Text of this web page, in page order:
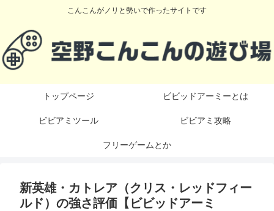
こんこんがノリと勢いで作ったサイトです
トップページ ビビッドアーミーとは
ビビアミツール ビビアミ攻略
フリーゲームとか
新英雄・カトレア（クリス・レッドフィー
ルド）の強さ評価【ビビッドアーミ